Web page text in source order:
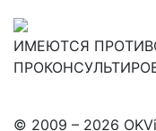
ИМЕЮТСЯ
© 2009 – 2026